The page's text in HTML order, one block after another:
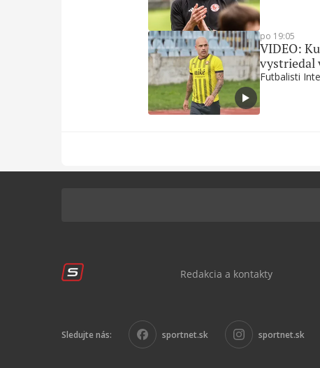
Futbalisti
VIDEO:
vystriedal
po 19:05
Redakcia a kontakty
Sledujte nás: sportnet.sk sportnet.sk